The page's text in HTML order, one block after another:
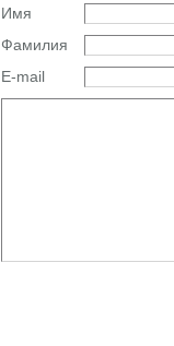
Имя
Фамилия
E-mail